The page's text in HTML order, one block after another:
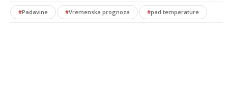
#Padavine #Vremenska prognoza #pad temperature